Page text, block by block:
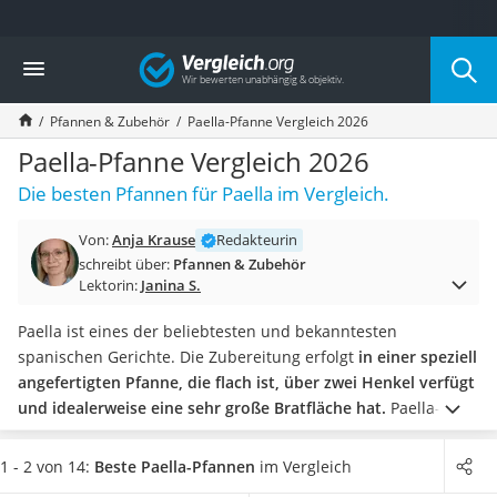
Die beliebtesten Vergleiche nach Kategorie
Haushalt
Wassersprudler
Zentralstaubsauger
Brotbackautomat
Wischroboter
Wäschespinne
Spülmaschinentabs
Akku-Staubsauger
AEG-Waschmaschine
Saug-Wisch-Roboter
Handstaubsauger
Milchaufschäumer
Kondenstrockner
Reiskocher
Vergleich
Pfannen & Zubehör Paella-Pfanne Vergleich 2026
Paella-Pfanne Vergleich 2026
Die besten Pfannen für Paella im Vergleich.
Von:Anja Krause
Redakteurin
schreibt über: Pfannen & Zubehör
Lektorin: Janina S.
Paella ist eines der beliebtesten und bekanntesten
spanischen Gerichte. Die Zubereitung erfolgt in einer speziell
angefertigten Pfanne, die flach ist, über zwei Henkel verfügt
und idealerweise eine sehr große Bratfläche hat. Paella-
Pfannen gibt es in unterschiedlichen Preiskategorien, jedoch
lohnt es sich, in eine teurere Pfanne aus strapazierfähigem
1 - 2 von 14: Beste Paella-Pfannen im Vergleich